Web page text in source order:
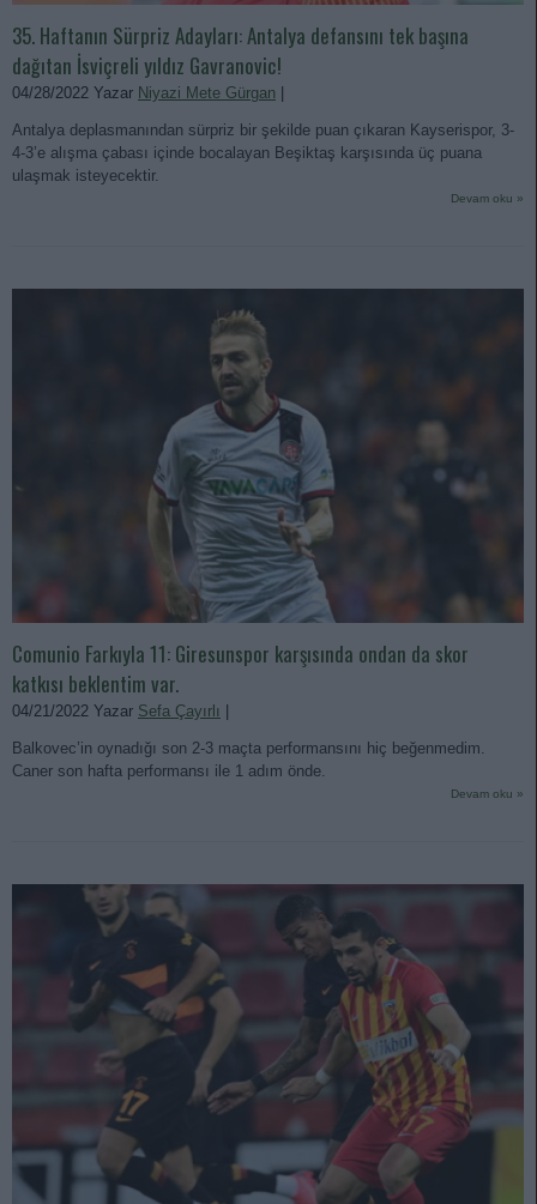
35. Haftanın Sürpriz Adayları: Antalya defansını tek başına
dağıtan İsviçreli yıldız Gavranovic!
04/28/2022 Yazar Niyazi Mete Gürgan
Antalya deplasmanından sürpriz bir şekilde puan çıkaran Kayserispor, 3-
4-3’e alışma çabası içinde bocalayan Beşiktaş karşısında üç puana
ulaşmak isteyecektir.
Devam oku »
Comunio Farkıyla 11: Giresunspor karşısında ondan da skor
katkısı beklentim var.
04/21/2022 Yazar Sefa Çayırlı
Balkovec’in oynadığı son 2-3 maçta performansını hiç beğenmedim.
Caner son hafta performansı ile 1 adım önde.
Devam oku »